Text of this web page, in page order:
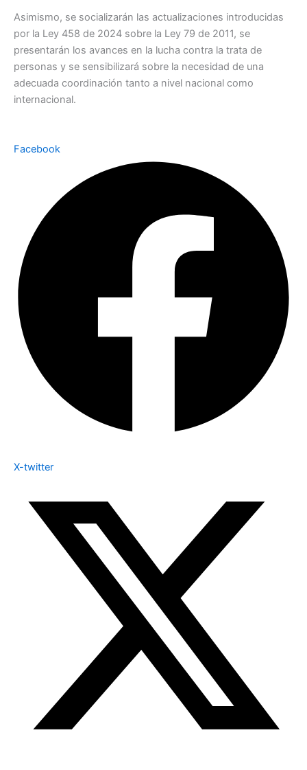
Asimismo, se socializarán las actualizaciones introducidas
por la Ley 458 de 2024 sobre la Ley 79 de 2011, se
presentarán los avances en la lucha contra la trata de
personas y se sensibilizará sobre la necesidad de una
adecuada coordinación tanto a nivel nacional como
internacional.
Facebook
X-twitter